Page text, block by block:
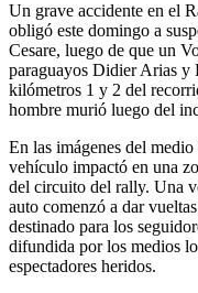
Un grave accidente en el
obligó este domingo a
Cesare, luego de que un
paraguayos Didier Arias y
kilómetros 1 y 2 del
hombre murió luego del
En las imágenes del
vehículo impactó en una
del circuito del rally. Una
auto comenzó a dar
destinado para los
difundida por los medios
espectadores heridos.